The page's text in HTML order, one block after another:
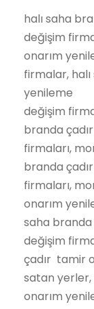
halı saha
değişim
onarım
firmalar,
yenileme
değişim
branda
firmaları,
branda
firmaları,
onarım
saha branda
değişim
çadır tamir
satan yerler,
onarım